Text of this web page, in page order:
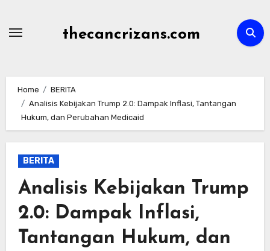
thecancrizans.com
Home
BERITA
Analisis Kebijakan Trump 2.0: Dampak Inflasi, Tantangan
Hukum, dan Perubahan Medicaid
BERITA
Analisis Kebijakan Trump
2.0: Dampak Inflasi,
Tantangan Hukum, dan